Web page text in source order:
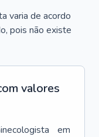
varia de acordo
pois não existe
valores
em